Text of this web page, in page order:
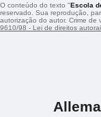
O conteúdo do texto "Escola
reservado. Sua reprodução,
autorização do autor. Crime
9610/98 - Lei de direitos